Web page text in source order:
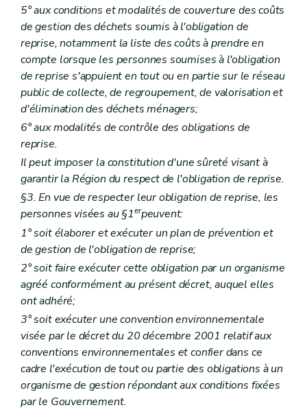
5° aux conditions et modalités de couverture des coûts
de gestion des déchets soumis à l'obligation de
reprise, notamment la liste des coûts à prendre en
compte lorsque les personnes soumises à l'obligation
de reprise s'appuient en tout ou en partie sur le réseau
public de collecte, de regroupement, de valorisation et
d'élimination des déchets ménagers;
6° aux modalités de contrôle des obligations de
reprise.
Il peut imposer la constitution d'une sûreté visant à
garantir la Région du respect de l'obligation de reprise.
§3. En vue de respecter leur obligation de reprise, les
personnes visées au §1erpeuvent:
1° soit élaborer et exécuter un plan de prévention et
de gestion de l'obligation de reprise;
2° soit faire exécuter cette obligation par un organisme
agréé conformément au présent décret, auquel elles
ont adhéré;
3° soit exécuter une convention environnementale
visée par le décret du 20 décembre 2001 relatif aux
conventions environnementales et confier dans ce
cadre l'exécution de tout ou partie des obligations à un
organisme de gestion répondant aux conditions fixées
par le Gouvernement.